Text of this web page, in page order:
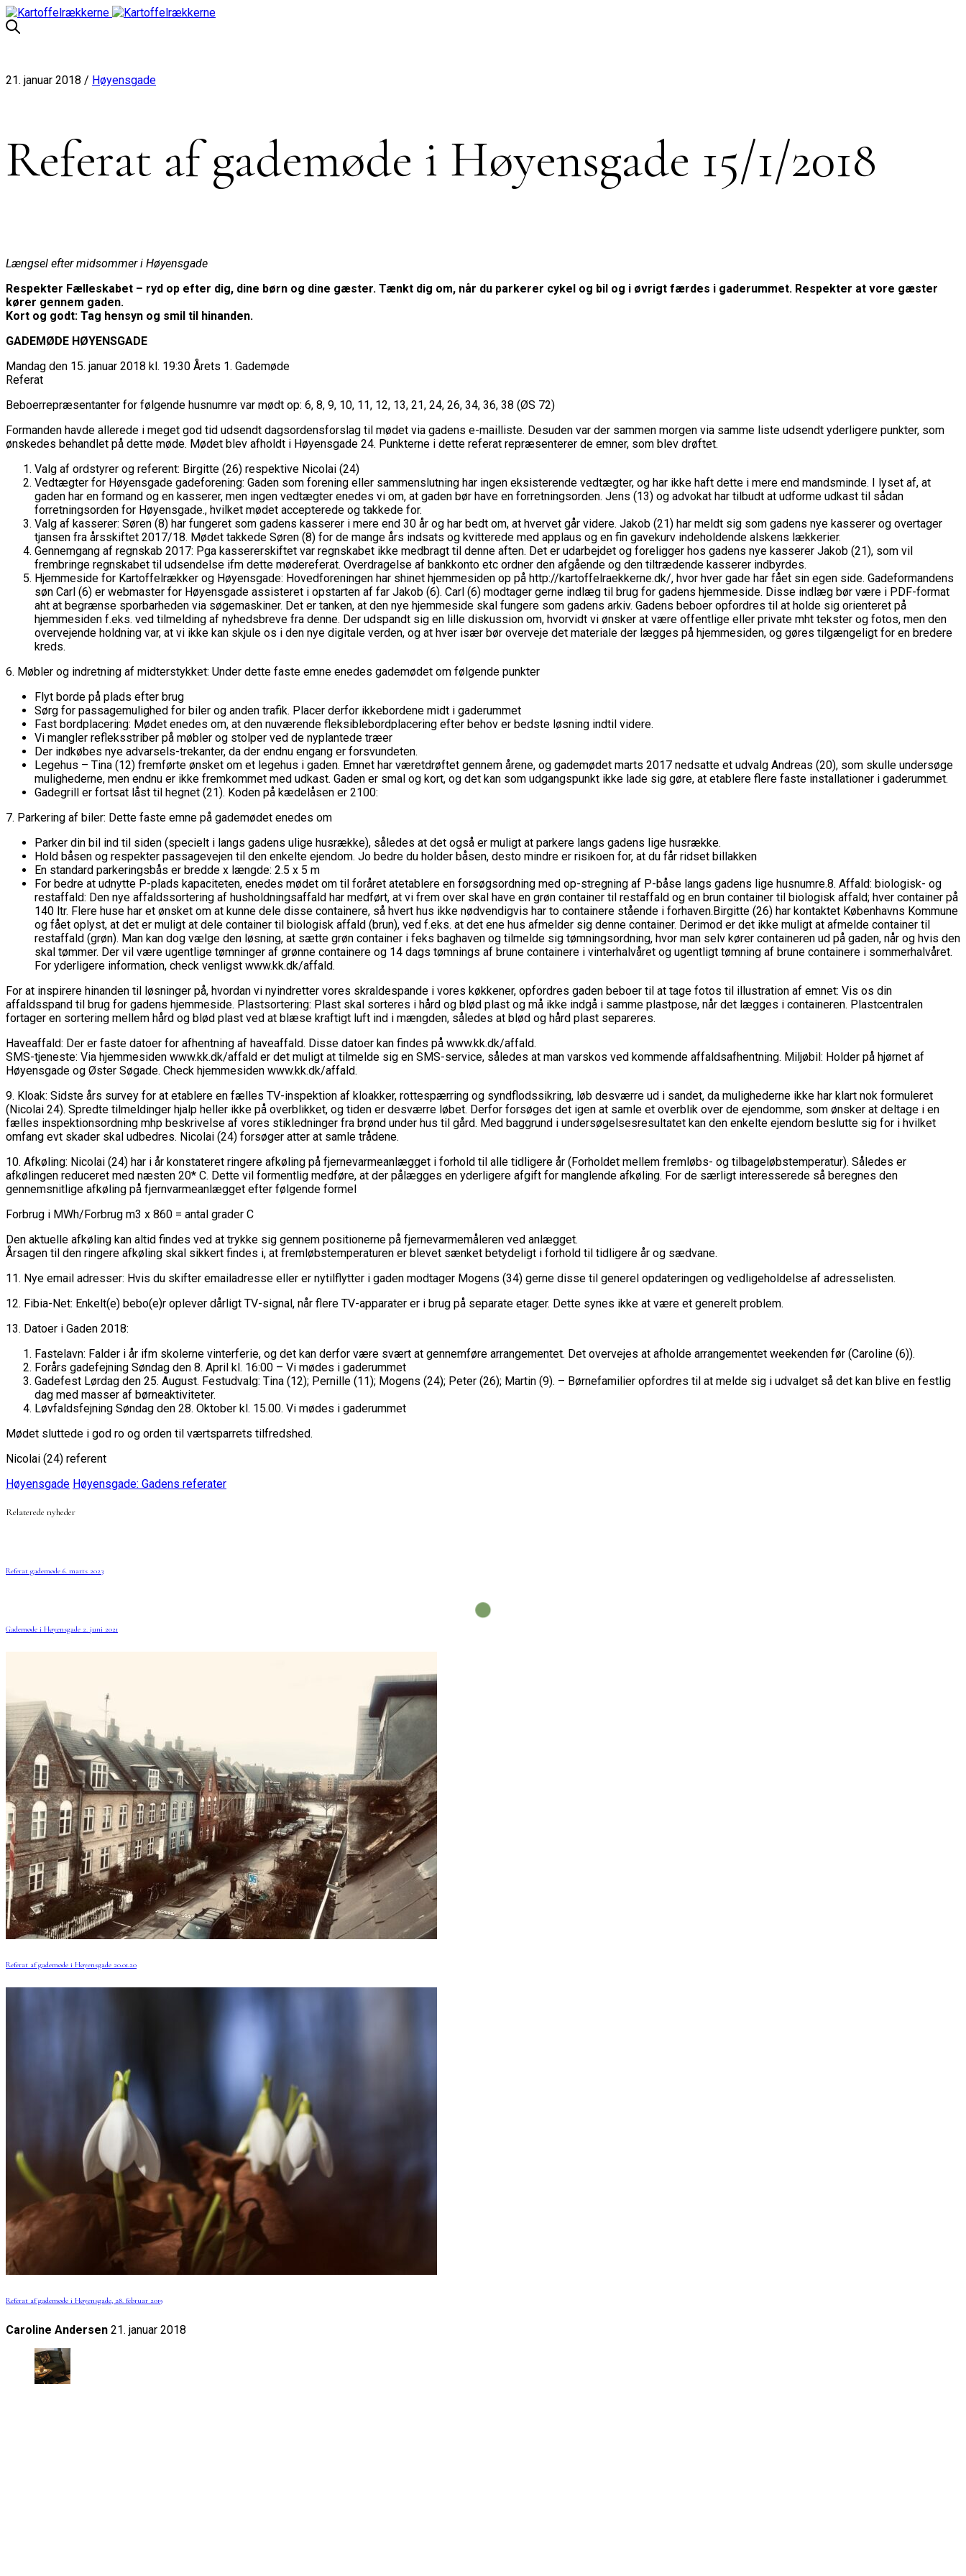
21. januar 2018 / Høyensgade
Referat af gademøde i Høyensgade 15/1/2018
Længsel efter midsommer i Høyensgade
Respekter Fælleskabet – ryd op efter dig, dine børn og dine gæster. Tænkt dig om, når du parkerer cykel og bil og i øvrigt færdes i gaderummet. Respekter at vore gæster
kører gennem gaden.
Kort og godt: Tag hensyn og smil til hinanden.
GADEMØDE HØYENSGADE
Mandag den 15. januar 2018 kl. 19:30 Årets 1. Gademøde
Referat
Beboerrepræsentanter for følgende husnumre var mødt op: 6, 8, 9, 10, 11, 12, 13, 21, 24, 26, 34, 36, 38 (ØS 72)
Formanden havde allerede i meget god tid udsendt dagsordensforslag til mødet via gadens e-mailliste. Desuden var der sammen morgen via samme liste udsendt yderligere punkter, som
ønskedes behandlet på dette møde. Mødet blev afholdt i Høyensgade 24. Punkterne i dette referat repræsenterer de emner, som blev drøftet.
Valg af ordstyrer og referent: Birgitte (26) respektive Nicolai (24)
Vedtægter for Høyensgade gadeforening: Gaden som forening eller sammenslutning har ingen eksisterende vedtægter, og har ikke haft dette i mere end mandsminde. I lyset af, at
gaden har en formand og en kasserer, men ingen vedtægter enedes vi om, at gaden bør have en forretningsorden. Jens (13) og advokat har tilbudt at udforme udkast til sådan
forretningsorden for Høyensgade., hvilket mødet accepterede og takkede for.
Valg af kasserer: Søren (8) har fungeret som gadens kasserer i mere end 30 år og har bedt om, at hvervet går videre. Jakob (21) har meldt sig som gadens nye kasserer og overtager
tjansen fra årsskiftet 2017/18. Mødet takkede Søren (8) for de mange års indsats og kvitterede med applaus og en fin gavekurv indeholdende alskens lækkerier.
Gennemgang af regnskab 2017: Pga kassererskiftet var regnskabet ikke medbragt til denne aften. Det er udarbejdet og foreligger hos gadens nye kasserer Jakob (21), som vil
frembringe regnskabet til udsendelse ifm dette mødereferat. Overdragelse af bankkonto etc ordner den afgående og den tiltrædende kasserer indbyrdes.
Hjemmeside for Kartoffelrækker og Høyensgade: Hovedforeningen har shinet hjemmesiden op på http://kartoffelraekkerne.dk/, hvor hver gade har fået sin egen side. Gadeformandens
søn Carl (6) er webmaster for Høyensgade assisteret i opstarten af far Jakob (6). Carl (6) modtager gerne indlæg til brug for gadens hjemmeside. Disse indlæg bør være i PDF-format
aht at begrænse sporbarheden via søgemaskiner. Det er tanken, at den nye hjemmeside skal fungere som gadens arkiv. Gadens beboer opfordres til at holde sig orienteret på
hjemmesiden f.eks. ved tilmelding af nyhedsbreve fra denne. Der udspandt sig en lille diskussion om, hvorvidt vi ønsker at være offentlige eller private mht tekster og fotos, men den
overvejende holdning var, at vi ikke kan skjule os i den nye digitale verden, og at hver især bør overveje det materiale der lægges på hjemmesiden, og gøres tilgængeligt for en bredere
kreds.
6. Møbler og indretning af midterstykket: Under dette faste emne enedes gademødet om følgende punkter
Flyt borde på plads efter brug
Sørg for passagemulighed for biler og anden trafik. Placer derfor ikkebordene midt i gaderummet
Fast bordplacering: Mødet enedes om, at den nuværende fleksiblebordplacering efter behov er bedste løsning indtil videre.
Vi mangler refleksstriber på møbler og stolper ved de nyplantede træer
Der indkøbes nye advarsels-trekanter, da der endnu engang er forsvundeten.
Legehus – Tina (12) fremførte ønsket om et legehus i gaden. Emnet har væretdrøftet gennem årene, og gademødet marts 2017 nedsatte et udvalg Andreas (20), som skulle undersøge
mulighederne, men endnu er ikke fremkommet med udkast. Gaden er smal og kort, og det kan som udgangspunkt ikke lade sig gøre, at etablere flere faste installationer i gaderummet.
Gadegrill er fortsat låst til hegnet (21). Koden på kædelåsen er 2100:
7. Parkering af biler: Dette faste emne på gademødet enedes om
Parker din bil ind til siden (specielt i langs gadens ulige husrække), således at det også er muligt at parkere langs gadens lige husrække.
Hold båsen og respekter passagevejen til den enkelte ejendom. Jo bedre du holder båsen, desto mindre er risikoen for, at du får ridset billakken
En standard parkeringsbås er bredde x længde: 2.5 x 5 m
For bedre at udnytte P-plads kapaciteten, enedes mødet om til foråret atetablere en forsøgsordning med op-stregning af P-båse langs gadens lige husnumre.8. Affald: biologisk- og
restaffald: Den nye affaldssortering af husholdningsaffald har medført, at vi frem over skal have en grøn container til restaffald og en brun container til biologisk affald; hver container på
140 ltr. Flere huse har et ønsket om at kunne dele disse containere, så hvert hus ikke nødvendigvis har to containere stående i forhaven.Birgitte (26) har kontaktet Københavns Kommune
og fået oplyst, at det er muligt at dele container til biologisk affald (brun), ved f.eks. at det ene hus afmelder sig denne container. Derimod er det ikke muligt at afmelde container til
restaffald (grøn). Man kan dog vælge den løsning, at sætte grøn container i feks baghaven og tilmelde sig tømningsordning, hvor man selv kører containeren ud på gaden, når og hvis den
skal tømmer. Der vil være ugentlige tømninger af grønne containere og 14 dags tømnings af brune containere i vinterhalvåret og ugentligt tømning af brune containere i sommerhalvåret.
For yderligere information, check venligst www.kk.dk/affald.
For at inspirere hinanden til løsninger på, hvordan vi nyindretter vores skraldespande i vores køkkener, opfordres gaden beboer til at tage fotos til illustration af emnet: Vis os din
affaldsspand til brug for gadens hjemmeside. Plastsortering: Plast skal sorteres i hård og blød plast og må ikke indgå i samme plastpose, når det lægges i containeren. Plastcentralen
fortager en sortering mellem hård og blød plast ved at blæse kraftigt luft ind i mængden, således at blød og hård plast separeres.
Haveaffald: Der er faste datoer for afhentning af haveaffald. Disse datoer kan findes på www.kk.dk/affald.
SMS-tjeneste: Via hjemmesiden www.kk.dk/affald er det muligt at tilmelde sig en SMS-service, således at man varskos ved kommende affaldsafhentning. Miljøbil: Holder på hjørnet af
Høyensgade og Øster Søgade. Check hjemmesiden www.kk.dk/affald.
9. Kloak: Sidste års survey for at etablere en fælles TV-inspektion af kloakker, rottespærring og syndflodssikring, løb desværre ud i sandet, da mulighederne ikke har klart nok formuleret
(Nicolai 24). Spredte tilmeldinger hjalp heller ikke på overblikket, og tiden er desværre løbet. Derfor forsøges det igen at samle et overblik over de ejendomme, som ønsker at deltage i en
fælles inspektionsordning mhp beskrivelse af vores stikledninger fra brønd under hus til gård. Med baggrund i undersøgelsesresultatet kan den enkelte ejendom beslutte sig for i hvilket
omfang evt skader skal udbedres. Nicolai (24) forsøger atter at samle trådene.
10. Afkøling: Nicolai (24) har i år konstateret ringere afkøling på fjernevarmeanlægget i forhold til alle tidligere år (Forholdet mellem fremløbs- og tilbageløbstemperatur). Således er
afkølingen reduceret med næsten 20* C. Dette vil formentlig medføre, at der pålægges en yderligere afgift for manglende afkøling. For de særligt interesserede så beregnes den
gennemsnitlige afkøling på fjernvarmeanlægget efter følgende formel
Forbrug i MWh/Forbrug m3 x 860 = antal grader C
Den aktuelle afkøling kan altid findes ved at trykke sig gennem positionerne på fjernevarmemåleren ved anlægget.
Årsagen til den ringere afkøling skal sikkert findes i, at fremløbstemperaturen er blevet sænket betydeligt i forhold til tidligere år og sædvane.
11. Nye email adresser: Hvis du skifter emailadresse eller er nytilflytter i gaden modtager Mogens (34) gerne disse til generel opdateringen og vedligeholdelse af adresselisten.
12. Fibia-Net: Enkelt(e) bebo(e)r oplever dårligt TV-signal, når flere TV-apparater er i brug på separate etager. Dette synes ikke at være et generelt problem.
13. Datoer i Gaden 2018:
Fastelavn: Falder i år ifm skolerne vinterferie, og det kan derfor være svært at gennemføre arrangementet. Det overvejes at afholde arrangementet weekenden før (Caroline (6)).
Forårs gadefejning Søndag den 8. April kl. 16:00 – Vi mødes i gaderummet
Gadefest Lørdag den 25. August. Festudvalg: Tina (12); Pernille (11); Mogens (24); Peter (26); Martin (9). – Børnefamilier opfordres til at melde sig i udvalget så det kan blive en festlig
dag med masser af børneaktiviteter.
Løvfaldsfejning Søndag den 28. Oktober kl. 15.00. Vi mødes i gaderummet
Mødet sluttede i god ro og orden til værtsparrets tilfredshed.
Nicolai (24) referent
Høyensgade Høyensgade: Gadens referater
Relaterede nyheder
Referat gademøde 6. marts 2023
Gademøde i Høyensgade 2. juni 2021
Referat af gademøde i Høyensgade 20.01.20
Referat af gademøde i Høyensgade, 28. februar 2019
Caroline Andersen 21. januar 2018